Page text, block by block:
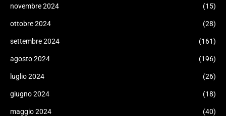
novembre 2024 (15)
ottobre 2024 (28)
settembre 2024 (161)
agosto 2024 (196)
luglio 2024 (26)
giugno 2024 (18)
maggio 2024 (40)